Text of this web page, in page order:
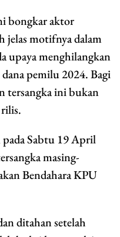
bongkar aktor
jelas motifnya dalam
upaya menghilangkan
pemilu 2024. Bagi
tersangka ini bukan
Sabtu 19 April
masing-
Bendahara KPU
ditahan setelah